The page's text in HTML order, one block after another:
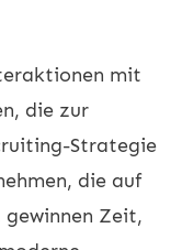
mit
die zur
Strategie
die auf
gewinnen Zeit,